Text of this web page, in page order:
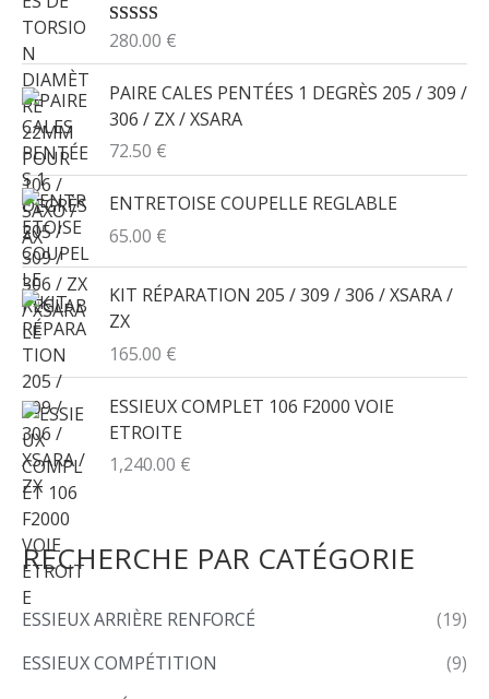
H
E
P
O
U
R
:
NOTE 5.00
280.00 €
PAIRE CALES PENTÉES 1 DEGRÈS 205 / 309 /
306 / ZX / XSARA
72.50 €
ENTRETOISE COUPELLE REGLABLE
65.00 €
KIT RÉPARATION 205 / 309 / 306 / XSARA /
ZX
165.00 €
ESSIEUX COMPLET 106 F2000 VOIE
ETROITE
1,240.00 €
RECHERCHE PAR CATÉGORIE
ESSIEUX ARRIÈRE RENFORCÉ
(19)
ESSIEUX COMPÉTITION
(9)